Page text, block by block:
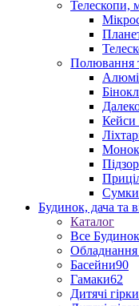
Телескопи,
Полювання
Кейси
Сумки
Будинок, дача та
Каталог
Все
Обладнання
Басейни90
Гамаки62
Дитячі гірки